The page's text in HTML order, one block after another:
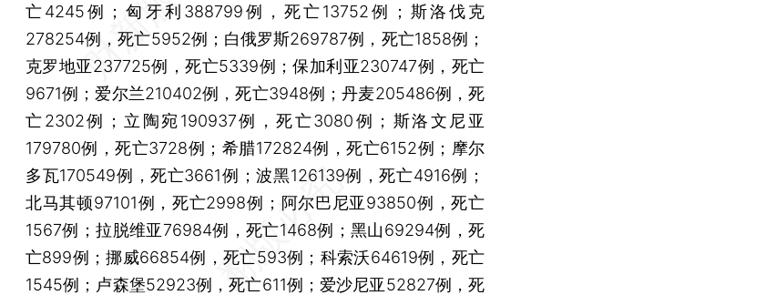
亡4245例；匈牙利388799例，死亡13752例；斯洛伐克
278254例，死亡5952例；白俄罗斯269787例，死亡1858例；
克罗地亚237725例，死亡5339例；保加利亚230747例，死亡
9671例；爱尔兰210402例，死亡3948例；丹麦205486例，死
亡2302例；立陶宛190937例，死亡3080例；斯洛文尼亚
179780例，死亡3728例；希腊172824例，死亡6152例；摩尔
多瓦170549例，死亡3661例；波黑126139例，死亡4916例；
北马其顿97101例，死亡2998例；阿尔巴尼亚93850例，死亡
1567例；拉脱维亚76984例，死亡1468例；黑山69294例，死
亡899例；挪威66854例，死亡593例；科索沃64619例，死亡
1545例；卢森堡52923例，死亡611例；爱沙尼亚52827例，死